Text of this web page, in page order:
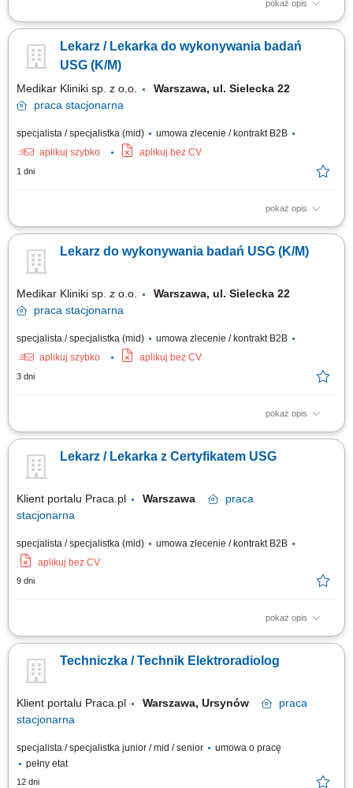
pokaż opis
Do zadań na ww. stanowisku należeć będzie między innymi:
wykonywanie procedur związanych z planowaniem i realizacją
radioterapii, w tym badań TK i MR do planowania leczenia, wyznaczanie i
Lekarz / Lekarka do wykonywania badań
USG (K/M)
Medikar Kliniki sp. z o.o.
Warszawa, ul. Sielecka 22
praca stacjonarna
specjalista / specjalistka (mid)
umowa zlecenie / kontrakt B2B
aplikuj szybko
aplikuj bez CV
1 dni
pokaż opis
Prowadzenie całościowej diagnozy oraz indywidualnego procesu
precyzyjnych badań ultrasonograficznych (USG) zgodnie z posiadanym
zakresem certyfikacji. Prowadzenie i uzupełnianie elektronicznej
Lekarz do wykonywania badań USG (K/M)
Medikar Kliniki sp. z o.o.
Warszawa, ul. Sielecka 22
praca stacjonarna
specjalista / specjalistka (mid)
umowa zlecenie / kontrakt B2B
aplikuj szybko
aplikuj bez CV
3 dni
pokaż opis
kompleksowa opieka nad pacjentem prowadzenie dokumentacji
Lekarz / Lekarka z Certyfikatem USG
Klient portalu Praca.pl Warszawa
praca
stacjonarna
specjalista / specjalistka (mid)
umowa zlecenie / kontrakt B2B
aplikuj bez CV
9 dni
pokaż opis
Udzielanie świadczeń medycznych oraz prowadzenie konsultacji
posiadanych kompetencji. Prowadzenie dokumentacji medycznej
zgodnie z obowiązującymi przepisami. Dbanie o wysoki standard obsługi
Techniczka / Technik Elektroradiolog
Klient portalu Praca.pl Warszawa, Ursynów
praca
stacjonarna
specjalista / specjalistka junior / mid / senior
umowa o pracę
pełny etat
12 dni